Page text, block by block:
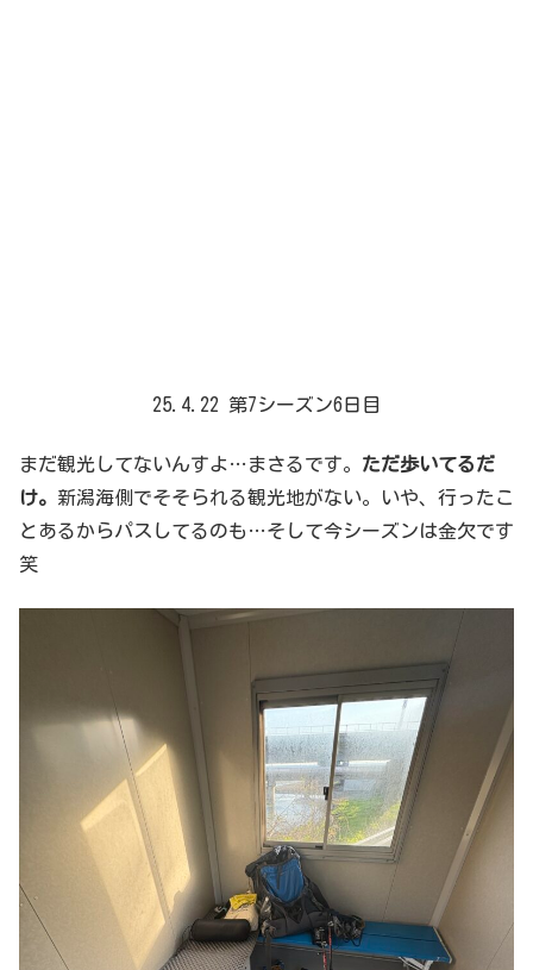
25.4.22 第7シーズン6日目
まだ観光してないんすよ…まさるです。 ただ歩いてるだ
け。 新潟海側でそそられる観光地がない。いや、行ったこ
とあるからパスしてるのも…そして今シーズンは金欠です
笑